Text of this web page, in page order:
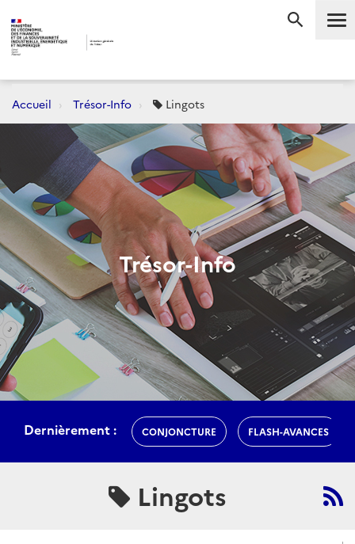
Accueil Trésor-Info Lingots
Trésor-Info
Dernièrement : CONJONCTURE FLASH-AVANCES
Lingots